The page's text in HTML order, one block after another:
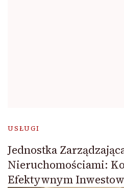
USŁUGI
Jednostka
Nieruchomościami:
Efektywnym